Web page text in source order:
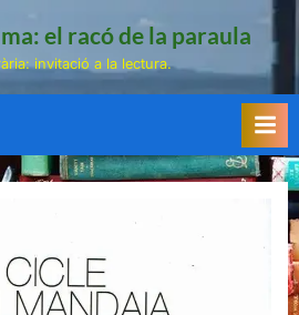
el racó de la paraula
invitació a la lectura.